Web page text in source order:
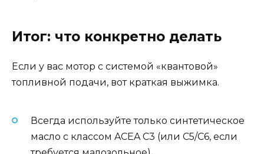
Итог: что конкретно делать
Если у вас мотор с системой «квантовой»
топливной подачи, вот краткая выжимка.
Всегда используйте только синтетическое
масло с классом ACEA C3 (или C5/C6, если